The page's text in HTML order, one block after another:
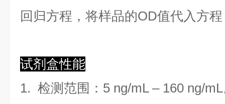
回归方程 ， 将样品的OD值代入方
试剂盒性能
1. 检测范围 ： 5 ng/mL –160 ng/mL